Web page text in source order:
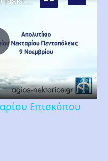
Επισκόπου